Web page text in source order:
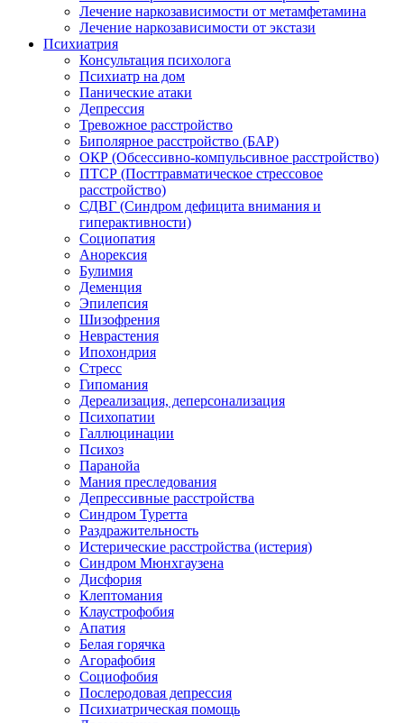
Лечение наркозависимости от метамфетамина
Лечение наркозависимости от экстази
Психиатрия
Консультация психолога
Психиатр на дом
Панические атаки
Депрессия
Тревожное расстройство
Биполярное расстройство (БАР)
ОКР (Обсессивно-компульсивное расстройство)
ПТСР (Посттравматическое стрессовое
расстройство)
СДВГ (Синдром дефицита внимания и
гиперактивности)
Социопатия
Анорексия
Булимия
Деменция
Эпилепсия
Шизофрения
Неврастения
Ипохондрия
Стресс
Гипомания
Дереализация, деперсонализация
Психопатии
Галлюцинации
Психоз
Паранойа
Мания преследования
Депрессивные расстройства
Синдром Туретта
Раздражительность
Истерические расстройства (истерия)
Синдром Мюнхгаузена
Дисфория
Клептомания
Клаустрофобия
Апатия
Белая горячка
Агорафобия
Социофобия
Послеродовая депрессия
Психиатрическая помощь